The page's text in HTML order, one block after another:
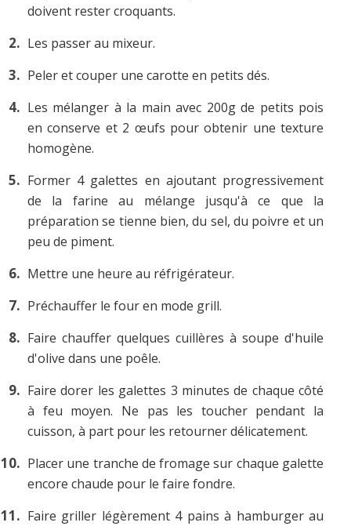
doivent rester croquants.
Les passer au mixeur.
Peler et couper une carotte en petits dés.
Les mélanger à la main avec 200g de petits pois
en conserve et 2 œufs pour obtenir une texture
homogène.
Former 4 galettes en ajoutant progressivement
de la farine au mélange jusqu'à ce que la
préparation se tienne bien, du sel, du poivre et un
peu de piment.
Mettre une heure au réfrigérateur.
Préchauffer le four en mode grill.
Faire chauffer quelques cuillères à soupe d'huile
d'olive dans une poêle.
Faire dorer les galettes 3 minutes de chaque côté
à feu moyen. Ne pas les toucher pendant la
cuisson, à part pour les retourner délicatement.
Placer une tranche de fromage sur chaque galette
encore chaude pour le faire fondre.
Faire griller légèrement 4 pains à hamburger au